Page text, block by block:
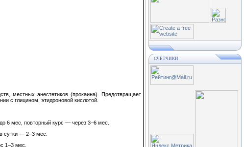
местных анестетиков (прокаина). Предотвращает
с глицином, этидроновой кислотой.
6 мес, повторный курс — через 3–6 мес.
сутки — 2–3 мес.
1–3 мес.
СЧЁТЧИКИ